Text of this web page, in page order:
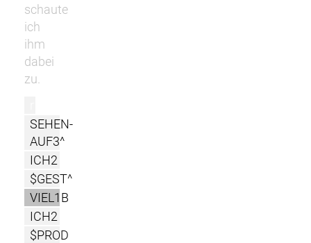
schaute
ich
ihm
dabei
zu.
SEHEN-
AUF3^
ICH2
$GEST^
VIEL1B
ICH2
$PROD